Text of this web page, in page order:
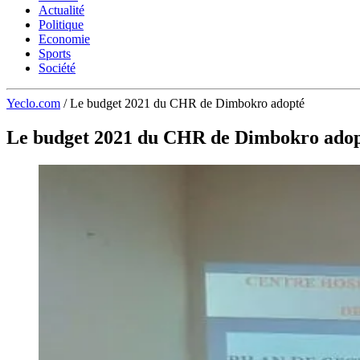
Actualité
Politique
Economie
Sports
Société
Yeclo.com / Le budget 2021 du CHR de Dimbokro adopté
Le budget 2021 du CHR de Dimbokro